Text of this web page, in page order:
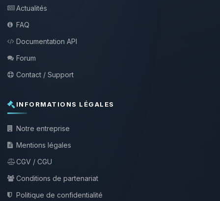
Actualités
FAQ
Documentation API
Forum
Contact / Support
INFORMATIONS LÉGALES
Notre entreprise
Mentions légales
CGV / CGU
Conditions de partenariat
Politique de confidentialité